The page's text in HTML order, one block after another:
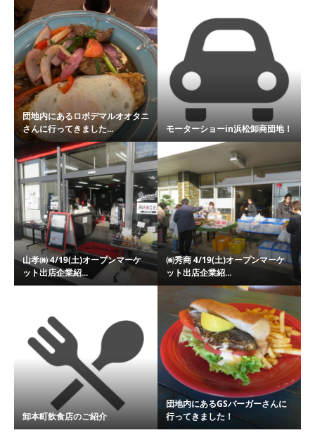
団地内にあるロボデマルオオタニ
さんに行ってきました...
モーターショーin浜松卸商団地！
山孝㈱ 4/19(土)オープンマーケ
ット出店企業紹...
㈱秀商 4/19(土)オープンマーケ
ット出店企業紹...
卸本町飲食店のご紹介
団地内にあるGSバーガーさんに
行ってきました！